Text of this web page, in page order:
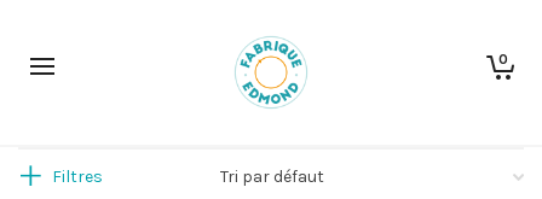
0
Filtres